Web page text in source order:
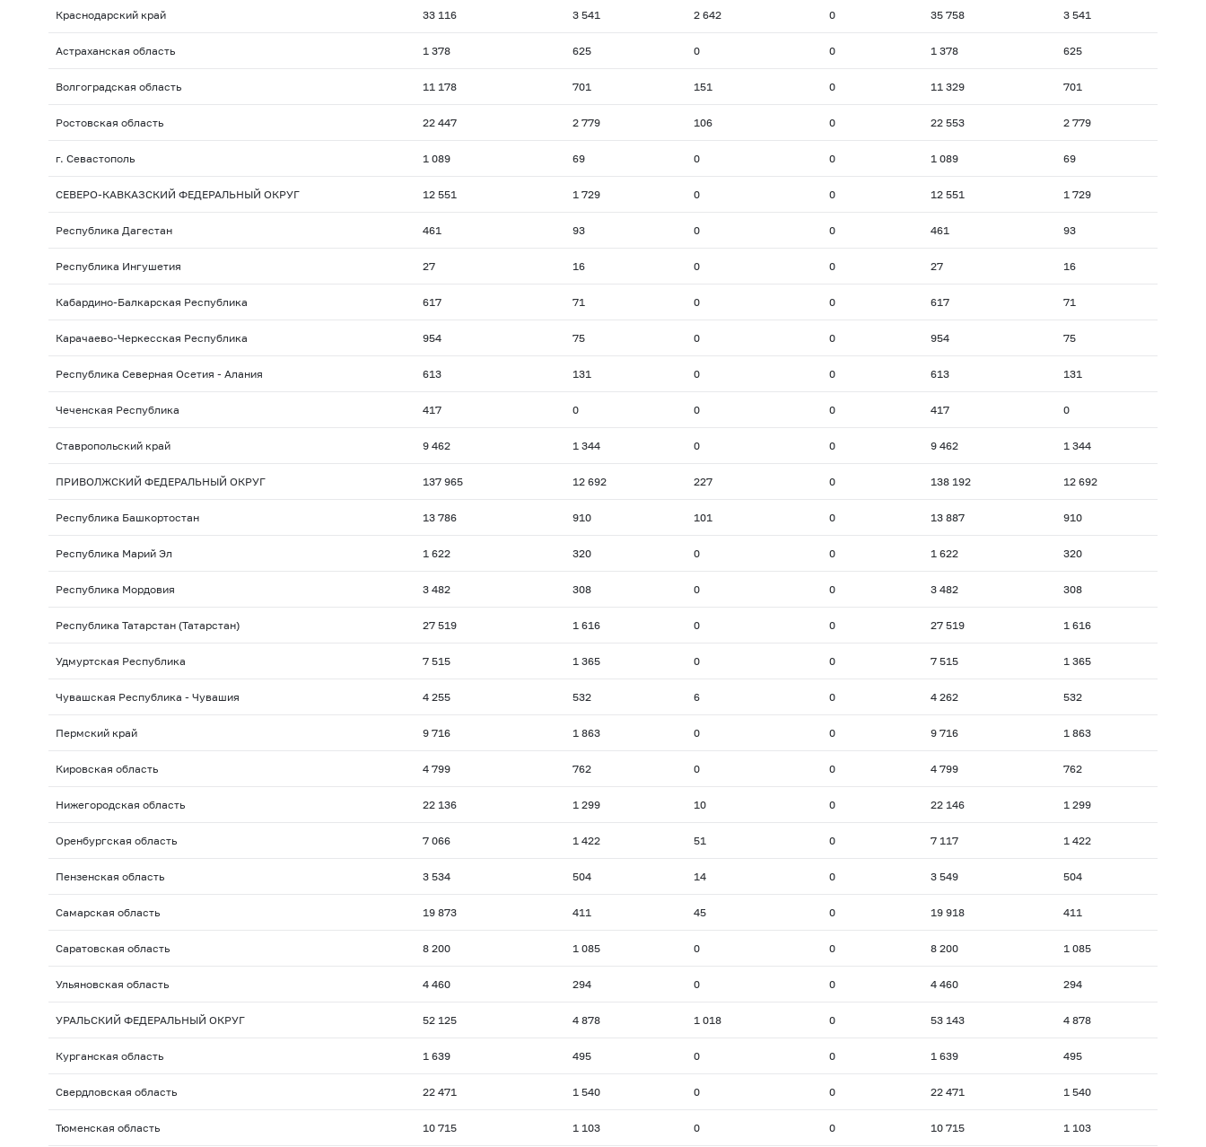
Краснодарский край 33 116 3 541 2 642 0 35 758 3 541
Астраханская область 1 378 625 0 0 1 378 625
Волгоградская область 11 178 701 151 0 11 329 701
Ростовская область 22 447 2 779 106 0 22 553 2 779
г. Севастополь 1 089 69 0 0 1 089 69
СЕВЕРО-КАВКАЗСКИЙ ФЕДЕРАЛЬНЫЙ ОКРУГ 12 551 1 729 0 0 12 551 1 729
Республика Дагестан 461 93 0 0 461 93
Республика Ингушетия 27 16 0 0 27 16
Кабардино-Балкарская Республика 617 71 0 0 617 71
Карачаево-Черкесская Республика 954 75 0 0 954 75
Республика Северная Осетия - Алания 613 131 0 0 613 131
Чеченская Республика 417 0 0 0 417 0
Ставропольский край 9 462 1 344 0 0 9 462 1 344
ПРИВОЛЖСКИЙ ФЕДЕРАЛЬНЫЙ ОКРУГ 137 965 12 692 227 0 138 192 12 692
Республика Башкортостан 13 786 910 101 0 13 887 910
Республика Марий Эл 1 622 320 0 0 1 622 320
Республика Мордовия 3 482 308 0 0 3 482 308
Республика Татарстан (Татарстан) 27 519 1 616 0 0 27 519 1 616
Удмуртская Республика 7 515 1 365 0 0 7 515 1 365
Чувашская Республика - Чувашия 4 255 532 6 0 4 262 532
Пермский край 9 716 1 863 0 0 9 716 1 863
Кировская область 4 799 762 0 0 4 799 762
Нижегородская область 22 136 1 299 10 0 22 146 1 299
Оренбургская область 7 066 1 422 51 0 7 117 1 422
Пензенская область 3 534 504 14 0 3 549 504
Самарская область 19 873 411 45 0 19 918 411
Саратовская область 8 200 1 085 0 0 8 200 1 085
Ульяновская область 4 460 294 0 0 4 460 294
УРАЛЬСКИЙ ФЕДЕРАЛЬНЫЙ ОКРУГ 52 125 4 878 1 018 0 53 143 4 878
Курганская область 1 639 495 0 0 1 639 495
Свердловская область 22 471 1 540 0 0 22 471 1 540
Тюменская область 10 715 1 103 0 0 10 715 1 103